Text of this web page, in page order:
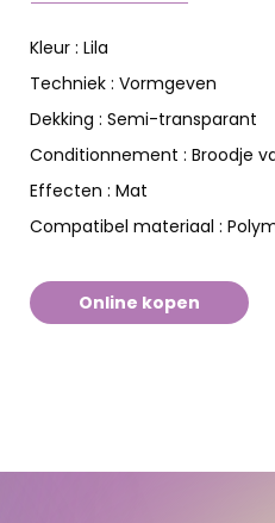
Kleur : Lila
Techniek : Vormgeven
Dekking : Semi-transparant
Conditionnement : Broodje
Effecten : Mat
Compatibel materiaal :
Online kopen